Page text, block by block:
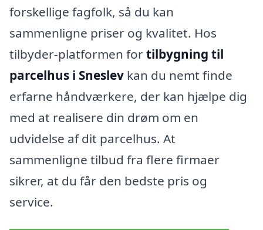
forskellige fagfolk, så du kan
sammenligne priser og kvalitet. Hos
tilbyder-platformen fortilbygning til
parcelhus i Sneslev kan du nemt finde
erfarne håndværkere, der kan hjælpe dig
med at realisere din drøm om en
udvidelse af dit parcelhus. At
sammenligne tilbud fra flere firmaer
sikrer, at du får den bedste pris og
service.